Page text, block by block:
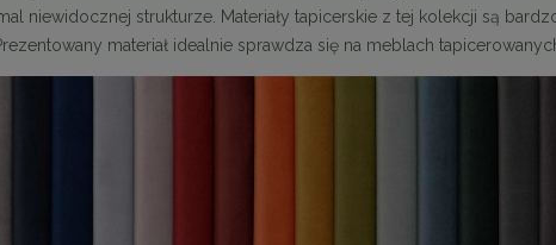
cena:719,10 zł
KOSZYKA
Najniższa cena: 849,00 zł
DO KOSZYKA
niewidocznej strukturze. Materiały tapicerskie z tej kolekcji są
materiał idealnie sprawdza się na meblach